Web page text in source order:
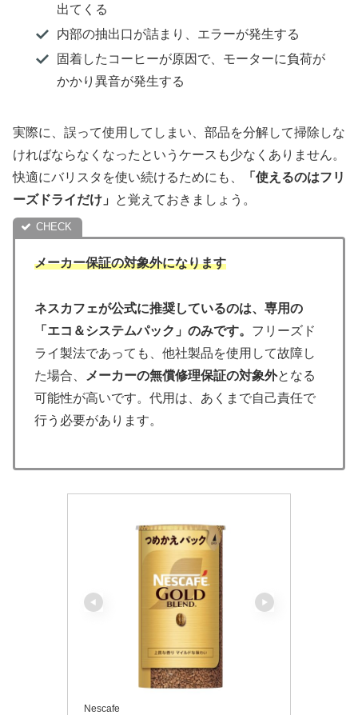
出てくる
内部の抽出口が詰まり、エラーが発生する
固着したコーヒーが原因で、モーターに負荷が
かかり異音が発生する
実際に、誤って使用してしまい、部品を分解して掃除しな
ければならなくなったというケースも少なくありません。
快適にバリスタを使い続けるためにも、
「使えるのはフリ
ーズドライだけ」
と覚えておきましょう。
メーカー保証の対象外になります
ネスカフェが公式に推奨しているのは、専用の
「エコ＆システムパック」のみです。 フリーズド
ライ製法であっても、他社製品を使用して故障し
た場合、
メーカーの無償修理保証の対象外となる
可能性が高いです。代用は、あくまで自己責任で
行う必要があります。
Nescafe